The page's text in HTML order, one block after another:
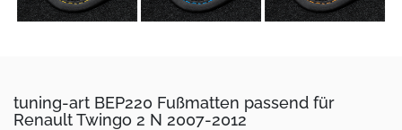
tuning-art BEP220 Fußmatten passend für
Renault Twingo 2 N 2007-2012